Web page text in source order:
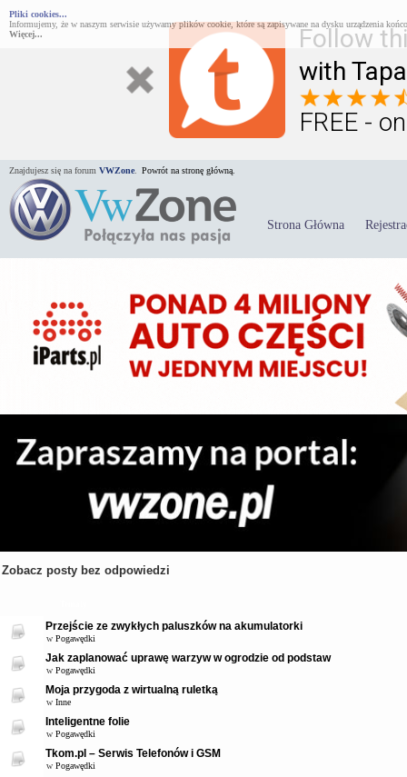
Follow
with
FREE -
Pliki cookies...
Informujemy, że w naszym serwisie używamy plików cookie, które są zapisywane na dysku urządzenia
Więcej...
Znajdujesz się na forum VWZone Powrót na stronę główną.
Strona Główna
Zobacz posty bez odpowiedzi
Przejście ze zwykłych paluszków na akumulatorki
w Pogawędki
Jak zaplanować uprawę warzyw w ogrodzie od podstaw
w Pogawędki
Moja przygoda z wirtualną ruletką
w Inne
Inteligentne folie
w Pogawędki
Tkom.pl – Serwis Telefonów i GSM
w Pogawędki